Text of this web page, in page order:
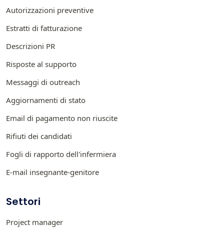
Autorizzazioni preventive
Estratti di fatturazione
Descrizioni PR
Risposte al supporto
Messaggi di outreach
Aggiornamenti di stato
Email di pagamento non riuscite
Rifiuti dei candidati
Fogli di rapporto dell'infermiera
E-mail insegnante-genitore
Settori
Project manager